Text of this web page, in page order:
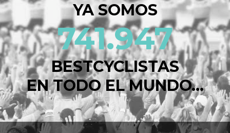
YA SOMOS
741.947
BESTCYCLISTAS
EN TODO EL MUNDO...